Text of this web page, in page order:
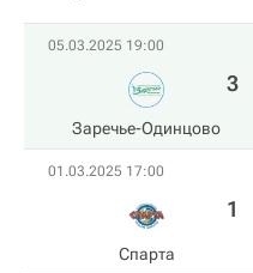
05.03.2025 19:00
Заречье-Одинцово
3
01.03.2025 17:00
Спарта
1